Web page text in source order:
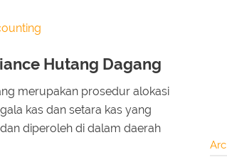
Hutang Dagang
merupakan prosedur alokasi
kas dan setara kas yang
diperoleh di dalam daerah